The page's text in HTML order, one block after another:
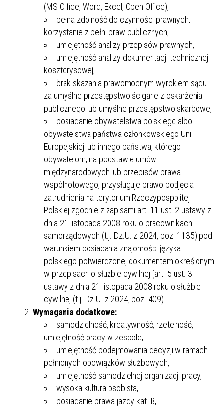
(MS Office, Word, Excel, Open Office),
pełna zdolność do czynności prawnych,
korzystanie z pełni praw publicznych,
umiejętność analizy przepisów prawnych,
umiejętność analizy dokumentacji technicznej i
kosztorysowej,
brak skazania prawomocnym wyrokiem sądu
za umyślne przestępstwo ścigane z oskarżenia
publicznego lub umyślne przestępstwo skarbowe,
posiadanie obywatelstwa polskiego albo
obywatelstwa państwa członkowskiego Unii
Europejskiej lub innego państwa, którego
obywatelom, na podstawie umów
międzynarodowych lub przepisów prawa
wspólnotowego, przysługuje prawo podjęcia
zatrudnienia na terytorium Rzeczypospolitej
Polskiej zgodnie z zapisami art. 11 ust. 2 ustawy z
dnia 21 listopada 2008 roku o pracownikach
samorządowych (t.j. Dz.U. z 2024, poz. 1135) pod
warunkiem posiadania znajomości języka
polskiego potwierdzonej dokumentem określonym
w przepisach o służbie cywilnej (art. 5 ust. 3
ustawy z dnia 21 listopada 2008 roku o służbie
cywilnej (t.j. Dz.U. z 2024, poz. 409).
Wymagania dodatkowe:
samodzielność, kreatywność, rzetelność,
umiejętność pracy w zespole,
umiejętność podejmowania decyzji w ramach
pełnionych obowiązków służbowych,
umiejętność samodzielnej organizacji pracy,
wysoka kultura osobista,
posiadanie prawa jazdy kat. B,